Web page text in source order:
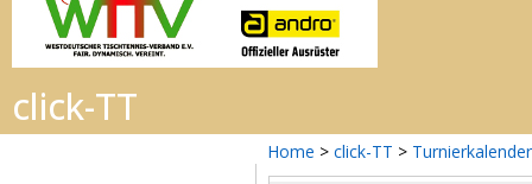
Home > click-TT > Turnierkalender